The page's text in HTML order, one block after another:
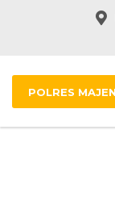
POLRES